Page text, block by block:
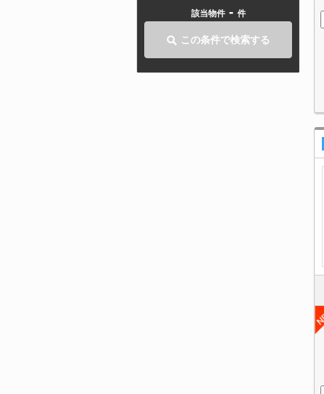
該当物件 - 件
この条件で検索する